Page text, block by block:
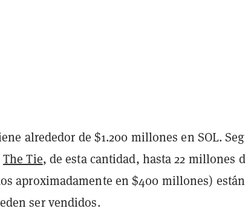
alrededor de $1.200 millones en SOL.
The Tie, de esta cantidad, hasta 22 millones
aproximadamente en $400 millones) están
ser vendidos.